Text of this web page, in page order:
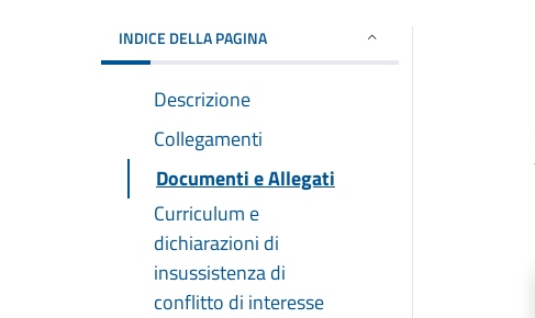
INDICE DELLA PAGINA
Descrizione
Collegamenti
Documenti e Allegati
Curriculum e
dichiarazioni di
insussistenza di
conflitto di interesse